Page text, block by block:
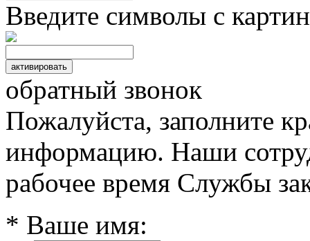
Введите символы с
обратный звонок
Пожалуйста, заполните
информацию. Наши
рабочее время Службы
* Ваше имя: